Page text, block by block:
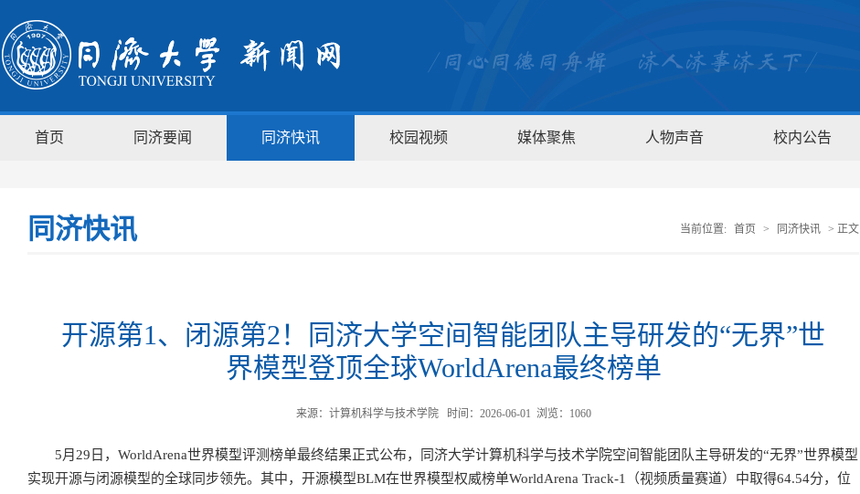
首页 同济要闻 同济快讯 校园视频 媒体聚焦 人物声音 校内公告
同济快讯 当前位置: 首页 > 同济快讯 > 正文
开源第1、闭源第2！同济大学空间智能团队主导研发的“无界”世
界模型登顶全球WorldArena最终榜单
来源：计算机科学与技术学院 时间：2026-06-01 浏览： 1060
5月29日，WorldArena世界模型评测榜单最终结果正式公布，同济大学计算机科学与技术学院空间智能团队主导研发的“无界”世界模型
实现开源与闭源模型的全球同步领先。其中，开源模型BLM在世界模型权威榜单WorldArena Track-1（视频质量赛道）中取得64.54分，位